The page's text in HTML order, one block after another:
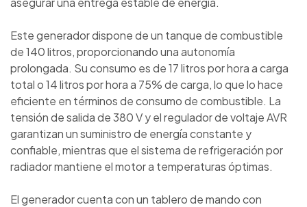
Este generador dispone de un tanque de combustible
de 140 litros, proporcionando una autonomía
prolongada. Su consumo es de 17 litros por hora a carga
total o 14 litros por hora a 75% de carga, lo que lo hace
eficiente en términos de consumo de combustible. La
tensión de salida de 380 V y el regulador de voltaje AVR
garantizan un suministro de energía constante y
confiable, mientras que el sistema de refrigeración por
radiador mantiene el motor a temperaturas óptimas.
El generador cuenta con un tablero de mando con